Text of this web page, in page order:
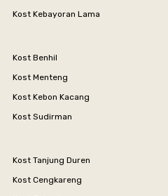
Kost Kebayoran Lama
Kost Benhil
Kost Menteng
Kost Kebon Kacang
Kost Sudirman
Kost Tanjung Duren
Kost Cengkareng